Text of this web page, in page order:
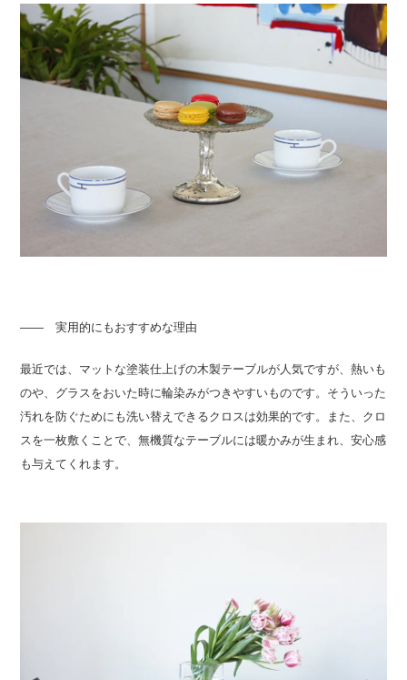
―― 実用的にもおすすめな理由
最近では、マットな塗装仕上げの木製テーブルが人気ですが、熱いも
のや、グラスをおいた時に輪染みがつきやすいものです。そういった
汚れを防ぐためにも洗い替えできるクロスは効果的です。また、クロ
スを一枚敷くことで、無機質なテーブルには暖かみが生まれ、安心感
も与えてくれます。